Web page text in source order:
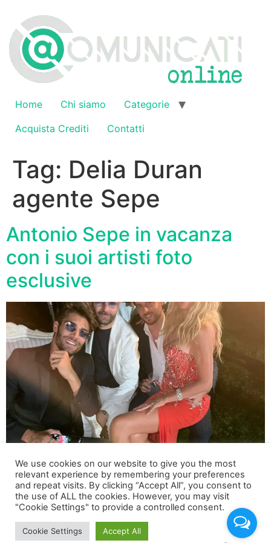
contenuto
Home Chi siamo
Categorie
Acquista Crediti
Contatti
Tag: Delia Duran
agente Sepe
Antonio Sepe in vacanza
con i suoi artisti foto
esclusive
il tour estivo del manager dei vip Antonio Sepe che
insieme ai suoi artisti lo abbiamo visto nelle località
estive e nei club più esclusivi .
We use cookies on our website to give you the most
relevant experience by remembering your preferences
and repeat visits. By clicking “Accept All”, you consent to
the use of ALL the cookies. However, you may visit
"Cookie Settings" to provide a controlled consent.
Cookie Settings Accept All